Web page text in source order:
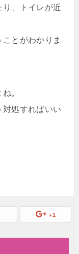
、トイレが近
とがわかりま
。
処すればいい
+1